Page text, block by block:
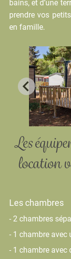
bains, et d’une
prendre vos
en famille.
Les
location
Les chambres
- 2 chambres
- 1 chambre avec
- 1 chambre avec